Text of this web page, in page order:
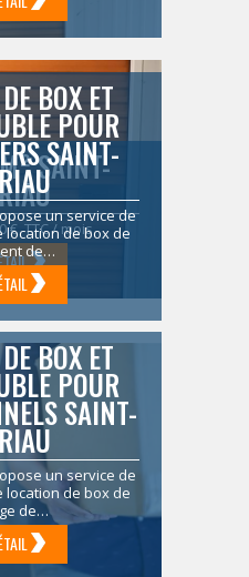
SAINT-
€ TTC / mois
BOX ET
POUR
SAINT-
un service de
location de box de
de…
BOX ET
POUR
SAINT-
un service de
location de box de
de…